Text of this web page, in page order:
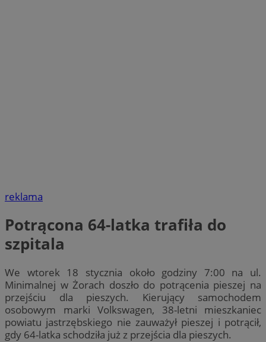
reklama
Potrącona 64-latka trafiła do
szpitala
We wtorek 18 stycznia około godziny 7:00 na ul.
Minimalnej w Żorach doszło do potrącenia pieszej na
przejściu dla pieszych. Kierujący samochodem
osobowym marki Volkswagen, 38-letni mieszkaniec
powiatu jastrzębskiego nie zauważył pieszej i potrącił,
gdy 64-latka schodziła już z przejścia dla pieszych.